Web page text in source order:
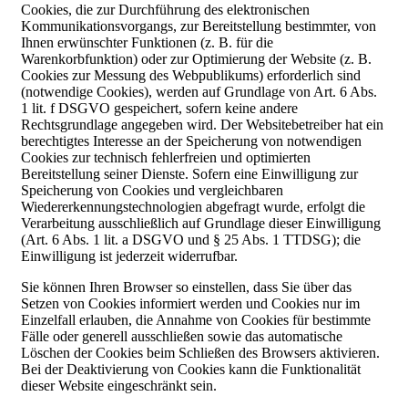
Cookies, die zur Durchführung des elektronischen
Kommunikationsvorgangs, zur Bereitstellung bestimmter, von
Ihnen erwünschter Funktionen (z. B. für die
Warenkorbfunktion) oder zur Optimierung der Website (z. B.
Cookies zur Messung des Webpublikums) erforderlich sind
(notwendige Cookies), werden auf Grundlage von Art. 6 Abs.
1 lit. f DSGVO gespeichert, sofern keine andere
Rechtsgrundlage angegeben wird. Der Websitebetreiber hat ein
berechtigtes Interesse an der Speicherung von notwendigen
Cookies zur technisch fehlerfreien und optimierten
Bereitstellung seiner Dienste. Sofern eine Einwilligung zur
Speicherung von Cookies und vergleichbaren
Wiedererkennungstechnologien abgefragt wurde, erfolgt die
Verarbeitung ausschließlich auf Grundlage dieser Einwilligung
(Art. 6 Abs. 1 lit. a DSGVO und § 25 Abs. 1 TTDSG); die
Einwilligung ist jederzeit widerrufbar.
Sie können Ihren Browser so einstellen, dass Sie über das
Setzen von Cookies informiert werden und Cookies nur im
Einzelfall erlauben, die Annahme von Cookies für bestimmte
Fälle oder generell ausschließen sowie das automatische
Löschen der Cookies beim Schließen des Browsers aktivieren.
Bei der Deaktivierung von Cookies kann die Funktionalität
dieser Website eingeschränkt sein.